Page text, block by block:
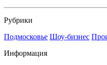
Рубрики
Подмосковье Шоу-бизнес
Информация